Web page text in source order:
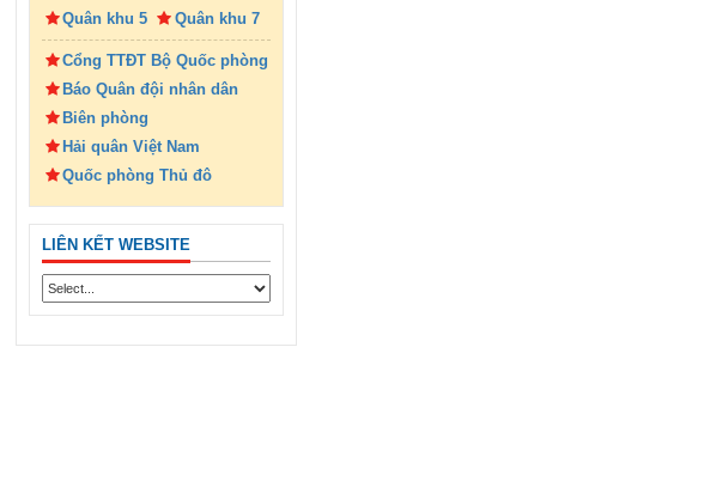
Quân khu 5
Quân khu 7
Cổng TTĐT Bộ Quốc phòng
Báo Quân đội nhân dân
Biên phòng
Hải quân Việt Nam
Quốc phòng Thủ đô
LIÊN KẾT WEBSITE